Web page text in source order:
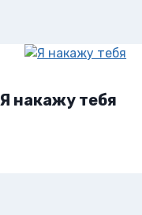
Я накажу тебя